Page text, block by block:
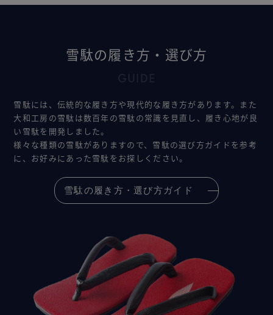
雪駄の履き方・選び方
雪駄には、伝統的な履き方や現代的な履き方があります。また
大和工房の雪駄は数百年の雪駄の常識を見直し、履き心地が良
い雪駄を開発しました。
様々な種類の雪駄がありますので、雪駄の選び方ガイドを参考
に、お好みにあった雪駄をお探しください。
雪駄の履き方・選び方ガイド